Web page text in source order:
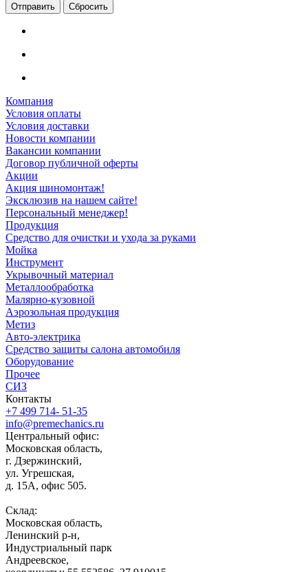
Сбросить
Компания
Условия оплаты
Условия доставки
Новости компании
Вакансии компании
Договор публичной оферты
Акции
Акция шиномонтаж!
Эксклюзив на нашем сайте!
Персональный менеджер!
Продукция
Средство для очистки и ухода за руками
Мойка
Инструмент
Укрывочный материал
Металлообработка
Малярно-кузовной
Аэрозольная продукция
Метиз
Авто-электрика
Средство защиты салона автомобиля
Оборудование
Прочее
СИЗ
Контакты
+7 499 714- 51-35
info@premechanics.ru
Центральный офис:
Московская область,
г. Дзержинский,
ул. Угрешская,
д. 15А, офис 505.
Склад:
Московская область,
Ленинский р-н,
Индустриальный парк
Андреевское,